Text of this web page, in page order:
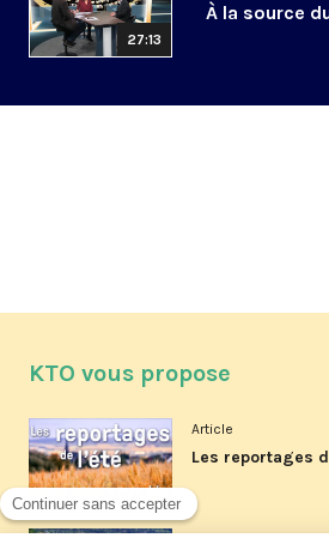
27:13
À la source
KTO vous propose
Article
Les reportages